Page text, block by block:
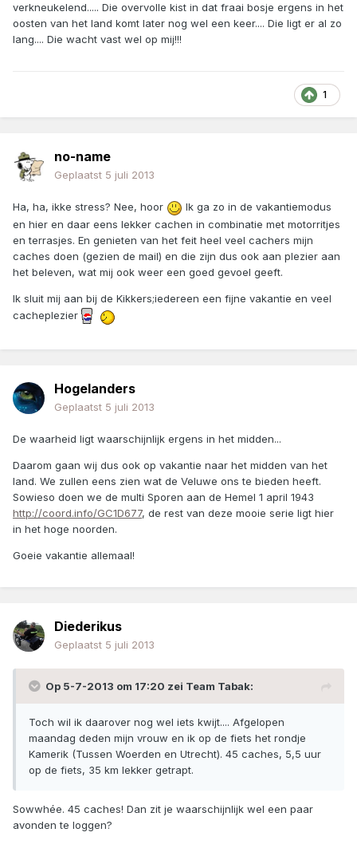
verkneukelend..... Die overvolle kist in dat fraai bosje ergens in het
oosten van het land komt later nog wel een keer.... Die ligt er al zo
lang.... Die wacht vast wel op mij!!!
1
no-name
Geplaatst 5 juli 2013
Ha, ha, ikke stress? Nee, hoor
Ik ga zo in de vakantiemodus
en hier en daar eens lekker cachen in combinatie met motorritjes
en terrasjes. En genieten van het feit heel veel cachers mijn
caches doen (gezien de mail) en die zijn dus ook aan plezier aan
het beleven, wat mij ook weer een goed gevoel geeft.
Ik sluit mij aan bij de Kikkers;iedereen een fijne vakantie en veel
cacheplezier
Hogelanders
Geplaatst 5 juli 2013
De waarheid ligt waarschijnlijk ergens in het midden...
Daarom gaan wij dus ook op vakantie naar het midden van het
land. We zullen eens zien wat de Veluwe ons te bieden heeft.
Sowieso doen we de multi Sporen aan de Hemel 1 april 1943
http://coord.info/GC1D677, de rest van deze mooie serie ligt hier
in het hoge noorden.
Goeie vakantie allemaal!
Diederikus
Geplaatst 5 juli 2013
Op 5-7-2013 om 17:20 zei Team Tabak:
Toch wil ik daarover nog wel iets kwijt.... Afgelopen
maandag deden mijn vrouw en ik op de fiets het rondje
Kamerik (Tussen Woerden en Utrecht). 45 caches, 5,5 uur
op de fiets, 35 km lekker getrapt.
Sowwhée. 45 caches! Dan zit je waarschijnlijk wel een paar
avonden te loggen?